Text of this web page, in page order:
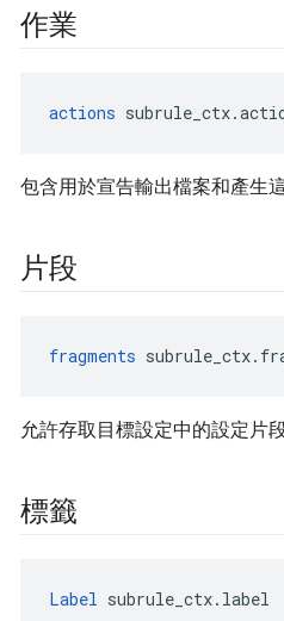
作業
actions
包含用於宣告輸出檔案和產生
片段
fragments
允許存取目標設定中的設定片段
標籤
Label subrule_ctx.label